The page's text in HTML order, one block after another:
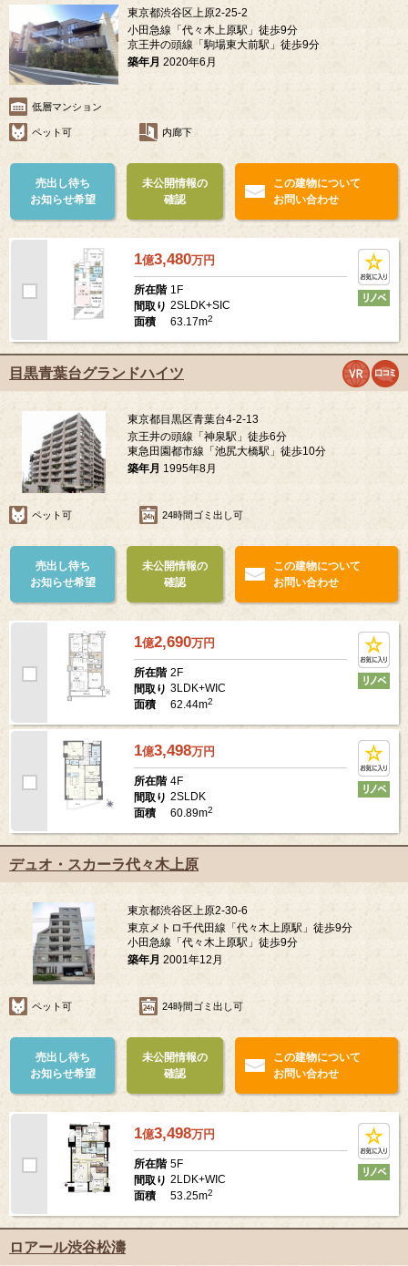
東京都渋谷区上原2-25-2
小田急線「代々木上原駅」徒歩9分
京王井の頭線「駒場東大前駅」徒歩9分
築年月 2020年6月
低層マンション
ペット可 内廊下
売出し待ち
お知らせ希望
未公開情報の
確認
この建物について
お問い合わせ
1億3,480万円
所在階 1F
間取り 2SLDK+SIC
面積
63.17m2
目黒青葉台グランドハイツ
東京都目黒区青葉台4-2-13
京王井の頭線「神泉駅」徒歩6分
東急田園都市線「池尻大橋駅」徒歩10分
築年月 1995年8月
ペット可 24時間ゴミ出し可
売出し待ち
お知らせ希望
未公開情報の
確認
この建物について
お問い合わせ
1億2,690万円
所在階 2F
間取り 3LDK+WIC
面積
62.44m2
1億3,498万円
所在階 4F
間取り 2SLDK
面積
60.89m2
デュオ・スカーラ代々木上原
東京都渋谷区上原2-30-6
東京メトロ千代田線「代々木上原駅」徒歩9分
小田急線「代々木上原駅」徒歩9分
築年月 2001年12月
ペット可 24時間ゴミ出し可
売出し待ち
お知らせ希望
未公開情報の
確認
この建物について
お問い合わせ
1億3,498万円
所在階 5F
間取り 2LDK+WIC
面積
53.25m2
ロアール渋谷松濤